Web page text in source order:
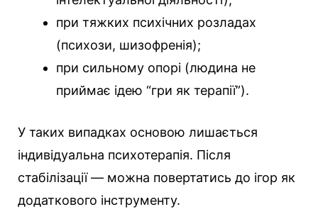
при тяжких психічних розладах
(психози, шизофренія);
при сильному опорі (людина не
приймає ідею “гри як терапії”).
У таких випадках основою лишається
індивідуальна психотерапія. Після
стабілізації — можна повертатись до ігор як
додаткового інструменту.